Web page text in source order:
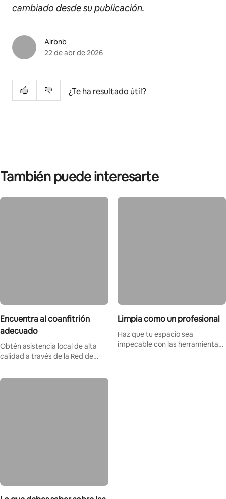
cambiado desde su publicación.
Airbnb
22 de abr de 2026
¿Te ha resultado útil?
También puede interesarte
Encuentra al coanfitrión
adecuado
Obtén asistencia local de alta
calidad a través de la Red de
Limpia como un profesional
Haz que tu espacio sea
impecable con las herramientas